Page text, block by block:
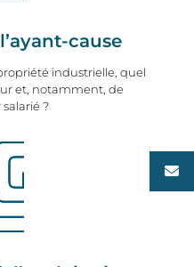
cause
industrielle, quel
et, notamment, de
?